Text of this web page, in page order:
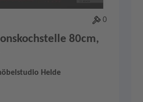
0
80cm,
Helde